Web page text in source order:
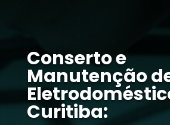
Conserto e
Manutenção
Curitiba: